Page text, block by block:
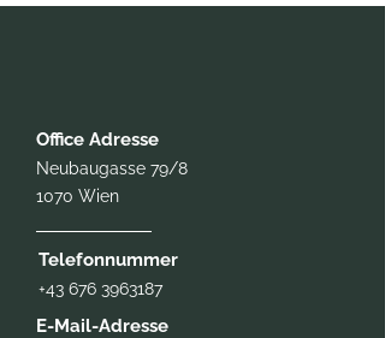
Office Adresse
Neubaugasse 79/8
1070 Wien
Telefonnummer
+43 676 3963187
E-Mail-Adresse